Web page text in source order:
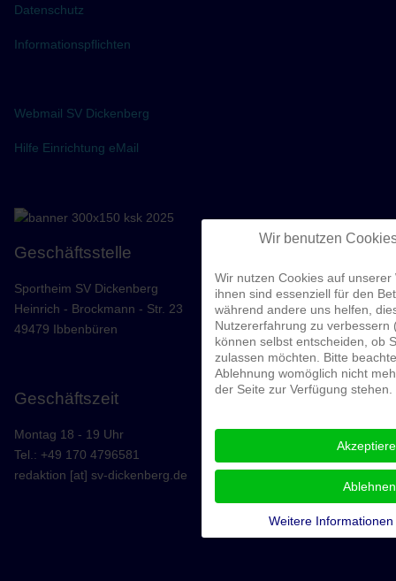
Datenschutz
Informationspflichten
Webmail SV Dickenberg
Hilfe Einrichtung eMail
Geschäftsstelle
Sportheim SV Dickenberg
Heinrich - Brockmann - Str. 23
49479 Ibbenbüren
Geschäftszeit
Montag 18 - 19 Uhr
Tel.: +49 170 4796581
redaktion [at] sv-dickenberg.de
Wir benutzen
Wir nutzen Cookies auf unserer
ihnen sind essenziell für den
während andere uns helfen,
Nutzererfahrung zu verbessern
können selbst entscheiden, ob
zulassen möchten. Bitte
Ablehnung womöglich nicht
der Seite zur Verfügung stehen.
Ablehnen
Weitere Informationen